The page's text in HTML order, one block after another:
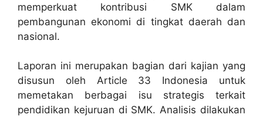
memperkuat kontribusi SMK dalam
pembangunan ekonomi di tingkat daerah dan
nasional.
Laporan ini merupakan bagian dari kajian yang
disusun oleh Article 33 Indonesia untuk
memetakan berbagai isu strategis terkait
pendidikan kejuruan di SMK. Analisis dilakukan